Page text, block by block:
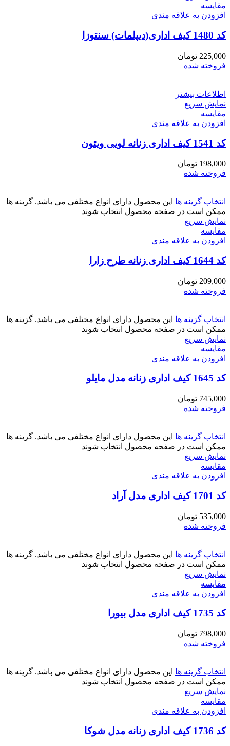
مقايسه
افزودن به علاقه مندی
کد 1480 کیف اداری(دیپلمات) سنتوزا
225,000 تومان
فروخته شده
اطلاعات بیشتر
نمایش سریع
مقايسه
افزودن به علاقه مندی
کد 1541 کیف اداری زنانه لویی ویتون
198,000 تومان
فروخته شده
انتخاب گزینه ها این محصول دارای انواع مختلفی می باشد. گزینه ها
ممکن است در صفحه محصول انتخاب شوند
نمایش سریع
مقايسه
افزودن به علاقه مندی
کد 1644 کیف اداری زنانه طرح زارا
209,000 تومان
فروخته شده
انتخاب گزینه ها این محصول دارای انواع مختلفی می باشد. گزینه ها
ممکن است در صفحه محصول انتخاب شوند
نمایش سریع
مقايسه
افزودن به علاقه مندی
کد 1645 کیف اداری زنانه مدل مایلو
745,000 تومان
فروخته شده
انتخاب گزینه ها این محصول دارای انواع مختلفی می باشد. گزینه ها
ممکن است در صفحه محصول انتخاب شوند
نمایش سریع
مقايسه
افزودن به علاقه مندی
کد 1701 کیف اداری مدل آراد
535,000 تومان
فروخته شده
انتخاب گزینه ها این محصول دارای انواع مختلفی می باشد. گزینه ها
ممکن است در صفحه محصول انتخاب شوند
نمایش سریع
مقايسه
افزودن به علاقه مندی
کد 1735 کیف اداری مدل بیورا
798,000 تومان
فروخته شده
انتخاب گزینه ها این محصول دارای انواع مختلفی می باشد. گزینه ها
ممکن است در صفحه محصول انتخاب شوند
نمایش سریع
مقايسه
افزودن به علاقه مندی
کد 1736 کیف اداری زنانه مدل شوکا